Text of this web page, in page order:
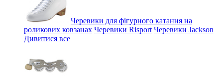
Черевики для фігурного катання на
роликових ковзанах Черевики Risport Черевики Jackson
Дивитися все